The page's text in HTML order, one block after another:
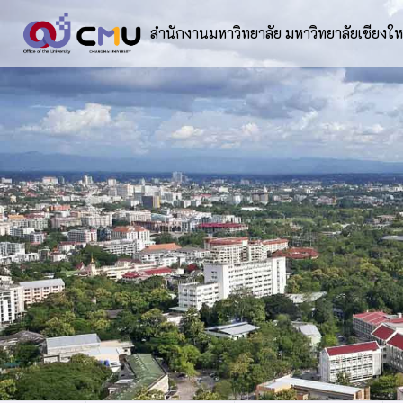
สำนักงานมหาวิทยาลัย มหาวิทยาลัยเชียงใ
Previous